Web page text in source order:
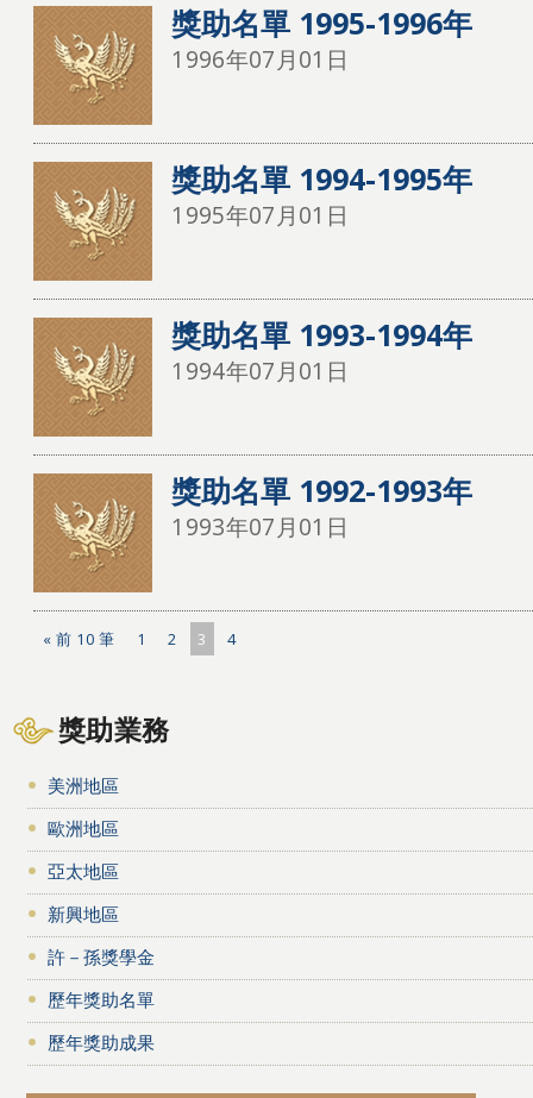
獎助名單 1995-1996年
1996年07月01日
獎助名單 1994-1995年
1995年07月01日
獎助名單 1993-1994年
1994年07月01日
獎助名單 1992-1993年
1993年07月01日
« 前 10 筆 1 2 3 4
獎助業務
美洲地區
歐洲地區
亞太地區
新興地區
許－孫獎學金
歷年獎助名單
歷年獎助成果